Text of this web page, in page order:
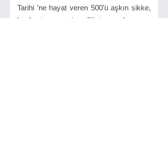
Tarihi ’ne hayat veren 500’ü aşkın sikke,
banknot resmi, illüstrasyonlar ve